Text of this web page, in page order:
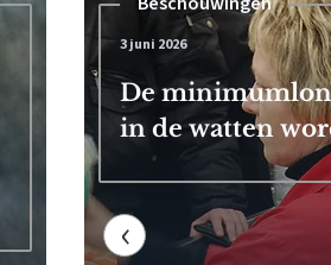
3 juni 2026
De
in de watten
‹